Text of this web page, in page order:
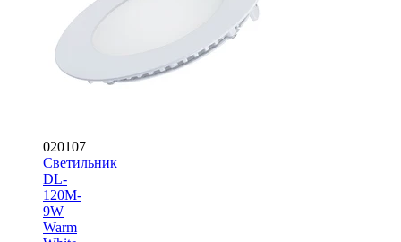
020107
Светильник
DL-
120M-
9W
Warm